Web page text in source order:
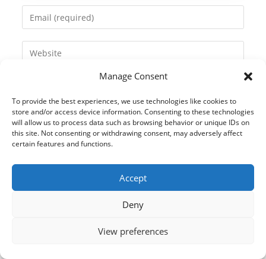
Manage Consent
To provide the best experiences, we use technologies like cookies to
store and/or access device information. Consenting to these technologies
will allow us to process data such as browsing behavior or unique IDs on
this site. Not consenting or withdrawing consent, may adversely affect
certain features and functions.
Accept
Deny
View preferences
name
Enter
your
email
address
Enter
your
(optional)
© 2021 Kaméleon Hungary Kft. Minden jog fenntartva. All rights